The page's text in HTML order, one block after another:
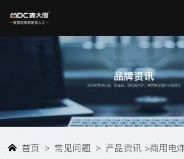
首页 > 常见问题 > 产品资讯 >